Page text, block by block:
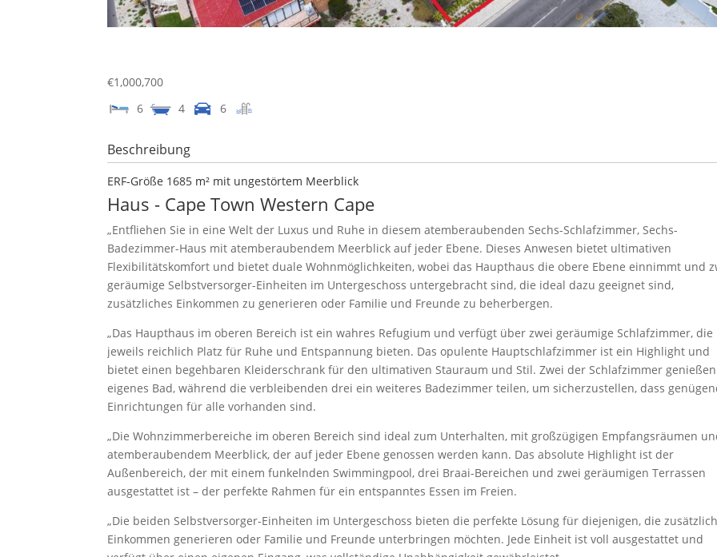
€1,000,700
6
4 6
Beschreibung
ERF-Größe 1685 m² mit ungestörtem Meerblick
Haus - Cape TownWestern Cape
„Entfliehen Sie in eine Welt der Luxus und Ruhe in diesem atemberaubenden Sechs-Schlafzimmer, Sechs-
Badezimmer-Haus mit atemberaubendem Meerblick auf jeder Ebene. Dieses Anwesen bietet ultimativen
Flexibilitätskomfort und bietet duale Wohnmöglichkeiten, wobei das Haupthaus die obere Ebene einnimmt und
geräumige Selbstversorger-Einheiten im Untergeschoss untergebracht sind, die ideal dazu geeignet sind,
zusätzliches Einkommen zu generieren oder Familie und Freunde zu beherbergen.
„Das Haupthaus im oberen Bereich ist ein wahres Refugium und verfügt über zwei geräumige Schlafzimmer, die
jeweils reichlich Platz für Ruhe und Entspannung bieten. Das opulente Hauptschlafzimmer ist ein Highlight und
bietet einen begehbaren Kleiderschrank für den ultimativen Stauraum und Stil. Zwei der Schlafzimmer
eigenes Bad, während die verbleibenden drei ein weiteres Badezimmer teilen, um sicherzustellen, dass
Einrichtungen für alle vorhanden sind.
„Die Wohnzimmerbereiche im oberen Bereich sind ideal zum Unterhalten, mit großzügigen Empfangsräumen
atemberaubendem Meerblick, der auf jeder Ebene genossen werden kann. Das absolute Highlight ist der
Außenbereich, der mit einem funkelnden Swimmingpool, drei Braai-Bereichen und zwei geräumigen Terrassen
ausgestattet ist – der perfekte Rahmen für ein entspanntes Essen im Freien.
„Die beiden Selbstversorger-Einheiten im Untergeschoss bieten die perfekte Lösung für diejenigen, die
Einkommen generieren oder Familie und Freunde unterbringen möchten. Jede Einheit ist voll ausgestattet und